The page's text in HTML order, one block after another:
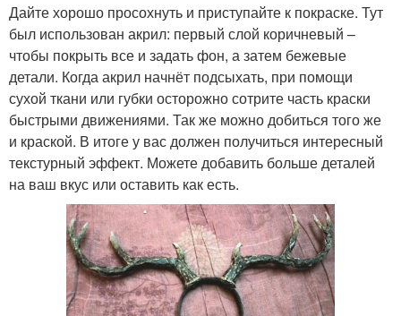
Дайте хорошо просохнуть и приступайте к покраске. Тут
был использован акрил: первый слой коричневый –
чтобы покрыть все и задать фон, а затем бежевые
детали. Когда акрил начнёт подсыхать, при помощи
сухой ткани или губки осторожно сотрите часть краски
быстрыми движениями. Так же можно добиться того же
и краской. В итоге у вас должен получиться интересный
текстурный эффект. Можете добавить больше деталей
на ваш вкус или оставить как есть.